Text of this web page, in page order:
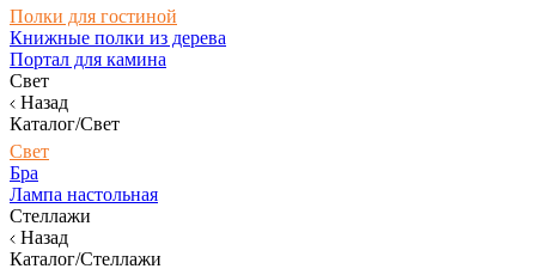
Полки для гостиной
Книжные полки из дерева
Портал для камина
Свет
Назад
Каталог/Свет
Свет
Бра
Лампа настольная
Стеллажи
Назад
Каталог/Стеллажи